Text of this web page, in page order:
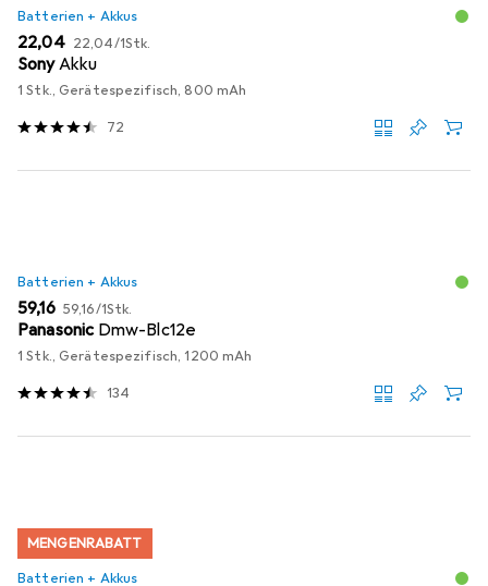
Batterien + Akkus
EUR
22,04 EUR
22,04/1Stk.
SonyAkku
1 Stk., Gerätespezifisch, 800 mAh
72
Batterien + Akkus
EUR
59,16 EUR
59,16/1Stk.
Panasonic Dmw-Blc12e
1 Stk., Gerätespezifisch, 1200 mAh
134
MENGENRABATT
Batterien + Akkus